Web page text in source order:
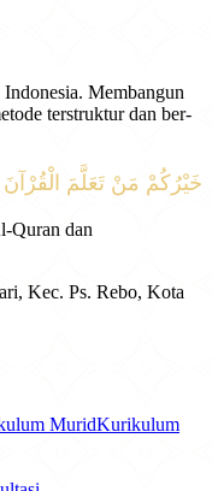
Membangun
terstruktur dan ber-
خَيْرُكُمْ مَنْ تَعَلَّمَ
Quran dan
Kec. Ps. Rebo, Kota
MuridKurikulum